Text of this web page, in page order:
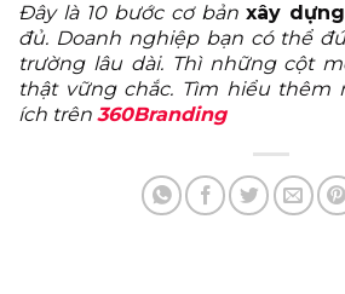
Đây là 10 bước cơ bản xây
đủ. Doanh nghiệp bạn có thể
trường lâu dài. Thì những cột
thật vững chắc. Tìm hiểu thêm
ích trên 360Branding